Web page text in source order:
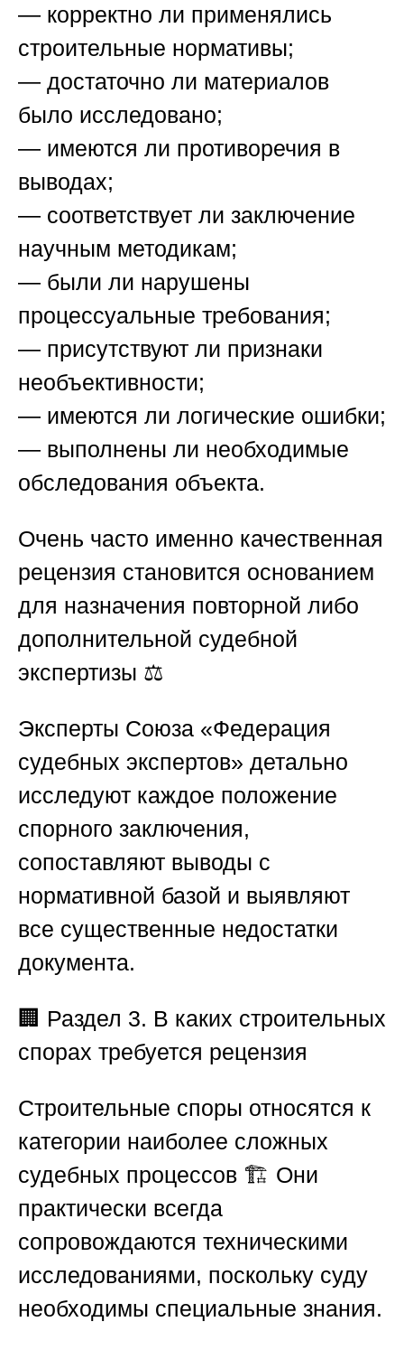
— корректно ли применялись
строительные нормативы;
— достаточно ли материалов
было исследовано;
— имеются ли противоречия в
выводах;
— соответствует ли заключение
научным методикам;
— были ли нарушены
процессуальные требования;
— присутствуют ли признаки
необъективности;
— имеются ли логические ошибки;
— выполнены ли необходимые
обследования объекта.
Очень часто именно качественная
рецензия становится основанием
для назначения повторной либо
дополнительной судебной
экспертизы ⚖️
Эксперты Союза «Федерация
судебных экспертов» детально
исследуют каждое положение
спорного заключения,
сопоставляют выводы с
нормативной базой и выявляют
все существенные недостатки
документа.
🏢 Раздел 3. В каких строительных
спорах требуется рецензия
Строительные споры относятся к
категории наиболее сложных
судебных процессов 🏗️ Они
практически всегда
сопровождаются техническими
исследованиями, поскольку суду
необходимы специальные знания.